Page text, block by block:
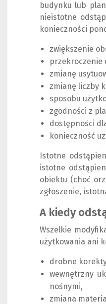
budynku lub
nieistotne
konieczności
zwiększenie
przekroczenie
zmianę
zmianę liczby
sposobu
zgodności z
dostępności
konieczność
Istotne
istotne
obiektu (choć
zgłoszenie,
A kiedy
Wszelkie
użytkowania ani
drobne
wewnętrzny
nośnymi,
zmiana